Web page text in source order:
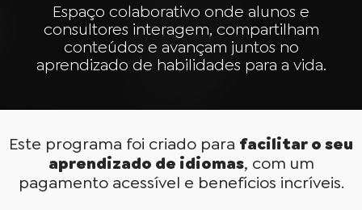
Espaço colaborativo onde alunos e
consultores interagem, compartilham
conteúdos e avançam juntos no
aprendizado de habilidades para a vida.
Este programa foi criado para facilitar o seu
aprendizado de idiomas, com um
pagamento acessível e benefícios incríveis.